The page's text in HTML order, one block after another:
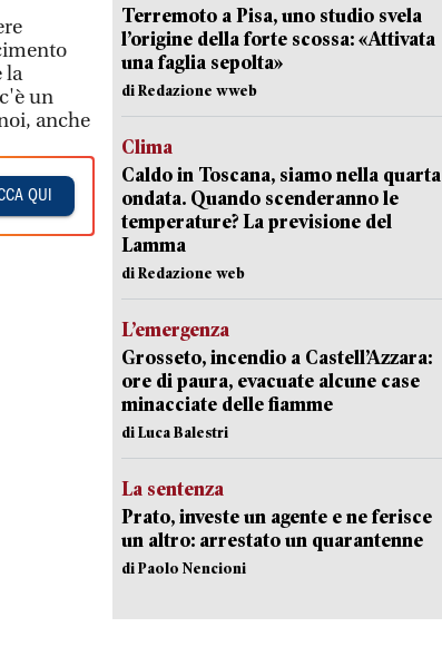
la
un
anche
QUI
Terremoto a Pisa, uno studio svela
l’origine della forte scossa: «Attivata
una faglia sepolta»
di Redazione wweb
Clima
Caldo in Toscana, siamo nella quarta
ondata. Quando scenderanno le
temperature? La previsione del
Lamma
di Redazione web
L’emergenza
Grosseto, incendio a Castell’Azzara:
ore di paura, evacuate alcune case
minacciate delle fiamme
di Luca Balestri
La sentenza
Prato, investe un agente e ne ferisce
un altro: arrestato un quarantenne
di Paolo Nencioni